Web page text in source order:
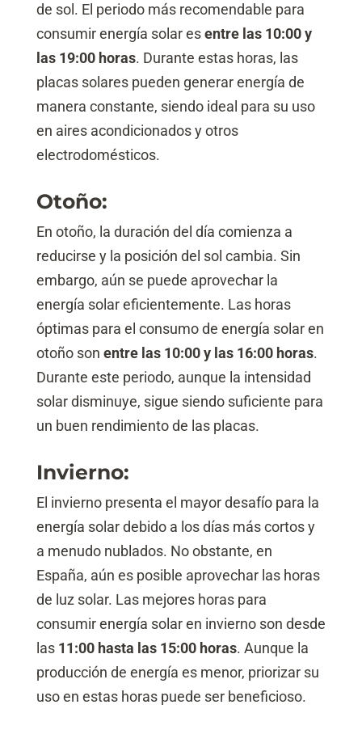
de sol. El periodo más recomendable para
consumir energía solar esentre las 10:00 y
las 19:00 horas. Durante estas horas, las
placas solares pueden generar energía de
manera constante, siendo ideal para su uso
en aires acondicionados y otros
electrodomésticos.
Otoño:
En otoño, la duración del día comienza a
reducirse y la posición del sol cambia. Sin
embargo, aún se puede aprovechar la
energía solar eficientemente. Las horas
óptimas para el consumo de energía solar en
otoño son entre las 10:00 y las 16:00 horas.
Durante este periodo, aunque la intensidad
solar disminuye, sigue siendo suficiente para
un buen rendimiento de las placas.
Invierno:
El invierno presenta el mayor desafío para la
energía solar debido a los días más cortos y
a menudo nublados. No obstante, en
España, aún es posible aprovechar las horas
de luz solar. Las mejores horas para
consumir energía solar en invierno son desde
las 11:00 hasta las 15:00 horas. Aunque la
producción de energía es menor, priorizar su
uso en estas horas puede ser beneficioso.